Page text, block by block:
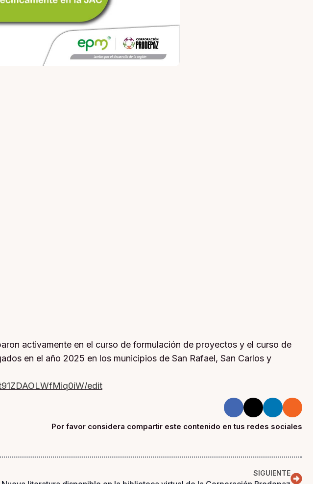
activamente en el curso de formulación de proyectos y el curso de
en el año 2025 en los municipios de San Rafael, San Carlos y
edit
Por favor considera compartir este contenido en tus redes sociales
SIGUIENTE